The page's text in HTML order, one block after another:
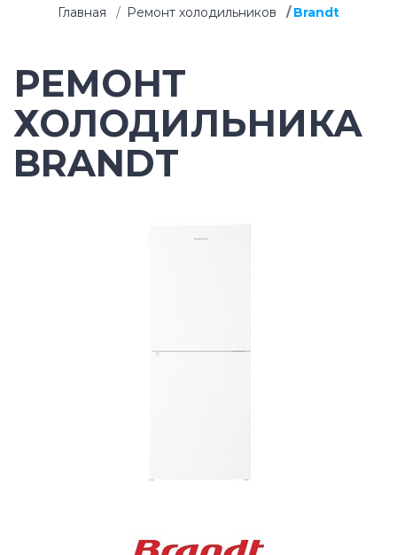
Главная Ремонт холодильников Brandt
РЕМОНТ
ХОЛОДИЛЬНИКА
BRANDT